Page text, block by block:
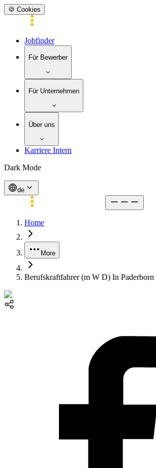
🍪 Cookies
Jobfinder
Für Bewerber
Für Unternehmen
Über uns
Karriere Intern
Dark Mode
de
Home
More
Berufskraftfahrer (m W D) In Paderborn